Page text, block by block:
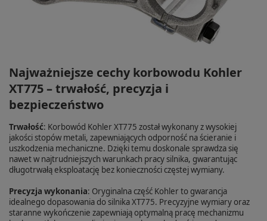
Najważniejsze cechy korbowodu Kohler
XT775 – trwałość, precyzja i
bezpieczeństwo
Trwałość: Korbowód Kohler XT775 został wykonany z wysokiej
jakości stopów metali, zapewniających odporność na ścieranie i
uszkodzenia mechaniczne. Dzięki temu doskonale sprawdza się
nawet w najtrudniejszych warunkach pracy silnika, gwarantując
długotrwałą eksploatację bez konieczności częstej wymiany.
Precyzja wykonania: Oryginalna część Kohler to gwarancja
idealnego dopasowania do silnika XT775. Precyzyjne wymiary oraz
staranne wykończenie zapewniają optymalną pracę mechanizmu